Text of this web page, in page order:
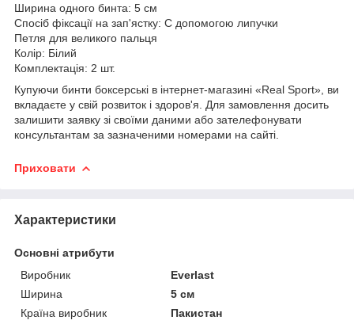
Ширина одного бинта: 5 см
Спосіб фіксації на зап'ястку: С допомогою липучки
Петля для великого пальця
Колір: Білий
Комплектація: 2 шт.
Купуючи бинти боксерські в інтернет-магазині «Real Sport», ви
вкладаєте у свій розвиток і здоров'я. Для замовлення досить
залишити заявку зі своїми даними або зателефонувати
консультантам за зазначеними номерами на сайті.
Приховати
Характеристики
Основні атрибути
Виробник
Everlast
Ширина
5 см
Країна виробник
Пакистан